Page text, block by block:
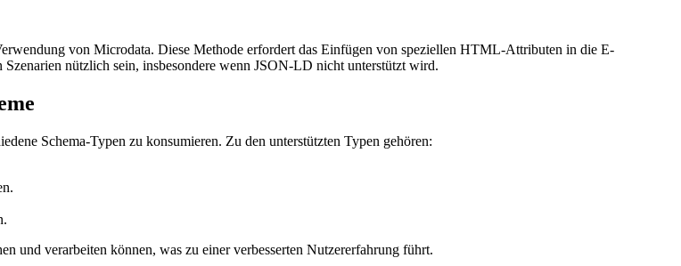
von Microdata. Diese Methode erfordert das Einfügen von speziellen HTML-Attributen in die E-
nützlich sein, insbesondere wenn JSON-LD nicht unterstützt wird.
Schema-Typen zu konsumieren. Zu den unterstützten Typen gehören:
und verarbeiten können, was zu einer verbesserten Nutzererfahrung führt.